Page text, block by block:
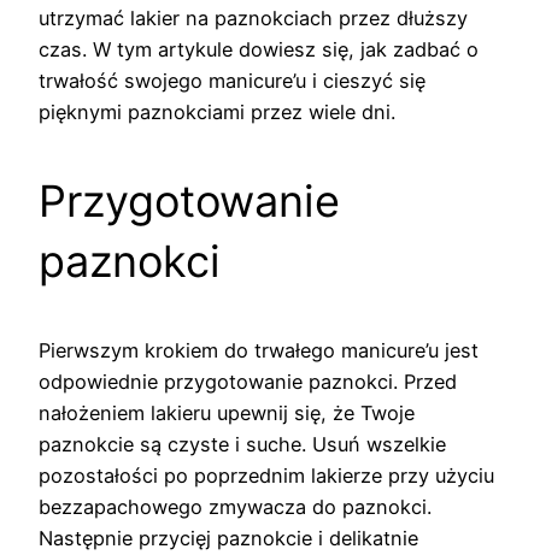
utrzymać lakier na paznokciach przez dłuższy
czas. W tym artykule dowiesz się, jak zadbać o
trwałość swojego manicure’u i cieszyć się
pięknymi paznokciami przez wiele dni.
Przygotowanie
paznokci
Pierwszym krokiem do trwałego manicure’u jest
odpowiednie przygotowanie paznokci. Przed
nałożeniem lakieru upewnij się, że Twoje
paznokcie są czyste i suche. Usuń wszelkie
pozostałości po poprzednim lakierze przy użyciu
bezzapachowego zmywacza do paznokci.
Następnie przycięj paznokcie i delikatnie